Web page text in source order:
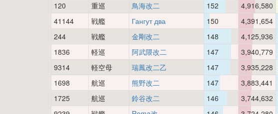
120
重巡 鳥海改二 152 4,916,580
41144
戦艦 Гангут два 150 4,391,654
244
戦艦 金剛改二 148 4,125,936
1836
軽巡 阿武隈改二 147 3,940,779
9314
軽空母 瑞鳳改二乙 147 3,935,228
1698
航巡 熊野改二 147 3,883,441
1725
航巡 鈴谷改二 146 3,744,632